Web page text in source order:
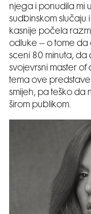
njega i ponudila mi
sudbinskom slučaju
kasnije počela
odluke – o tome da
sceni 80 minuta, da
svojevrsni master of
tema ove
smijeh, pa teško
širom publikom.